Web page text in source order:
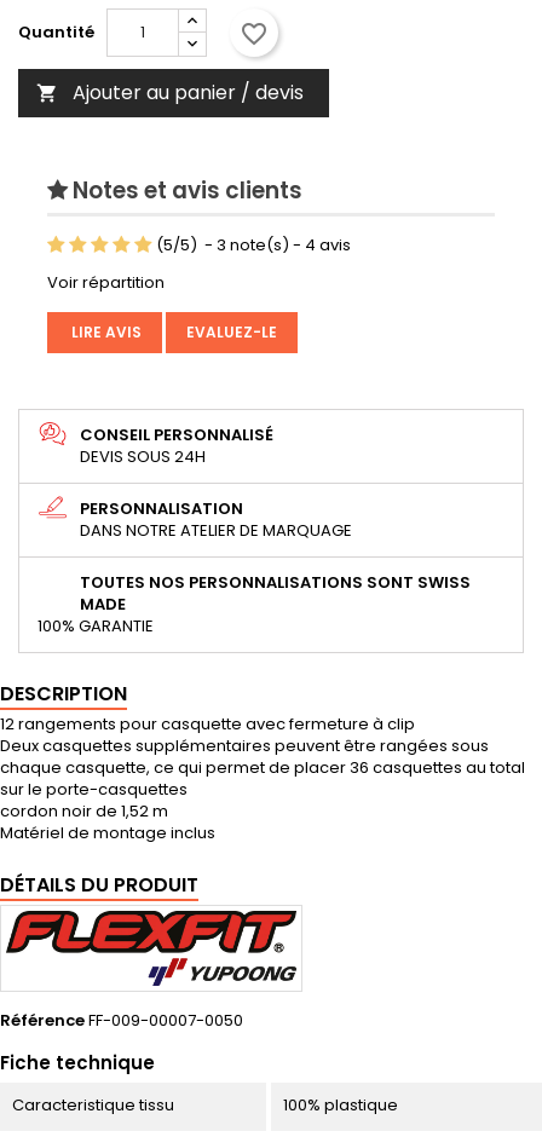
Quantité favorite_border
 Ajouter au panier / devis
Notes et avis clients
(5/5) - 3 note(s) - 4 avis
Voir répartition
LIRE AVIS EVALUEZ-LE
CONSEIL PERSONNALISÉ
DEVIS SOUS 24H
PERSONNALISATION
DANS NOTRE ATELIER DE MARQUAGE
TOUTES NOS PERSONNALISATIONS SONT SWISS
MADE
100% GARANTIE
DESCRIPTION
12 rangements pour casquette avec fermeture à clip
Deux casquettes supplémentaires peuvent être rangées sous
chaque casquette, ce qui permet de placer 36 casquettes au total
sur le porte-casquettes
cordon noir de 1,52 m
Matériel de montage inclus
DÉTAILS DU PRODUIT
RéférenceFF-009-00007-0050
Fiche technique
Caracteristique tissu 100% plastique